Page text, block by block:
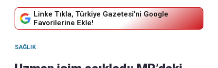
Linke Tıkla, Türkiye Gazetesi'ni Google
Favorilerine Ekle!
SAĞLIK